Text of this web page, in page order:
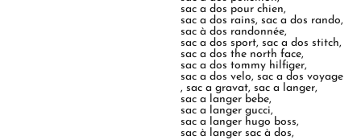
sac a dos pour chien,
sac a dos rains,sac a dos rando,
sac à dos randonnée,
sac a dos sport,sac a dos stitch,
sac a dos the north face,
sac a dos tommy hilfiger,
sac a dos velo,sac a dos voyage
,sac a gravat,sac a langer,
sac a langer bebe,
sac a langer gucci,
sac a langer hugo boss,
sac à langer sac à dos,